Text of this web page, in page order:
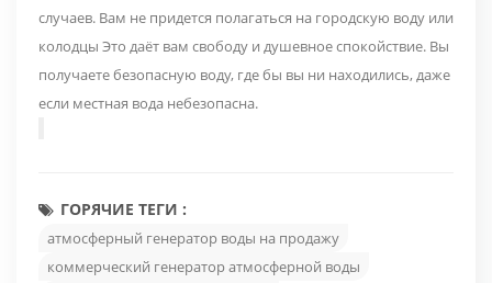
случаев. Вам не придется полагаться на городскую воду или
колодцы Это даёт вам свободу и душевное спокойствие. Вы
получаете безопасную воду, где бы вы ни находились, даже
если местная вода небезопасна.
ГОРЯЧИЕ ТЕГИ :
атмосферный генератор воды на продажу
коммерческий генератор атмосферной воды